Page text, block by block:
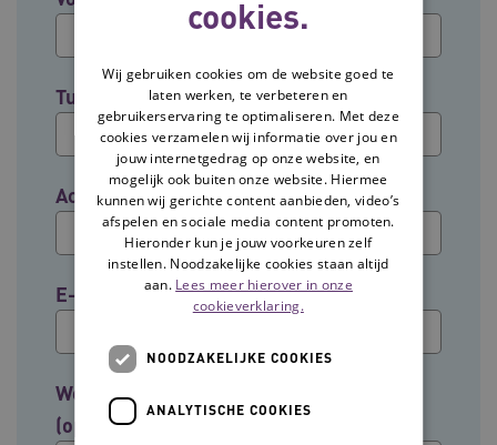
Tussenvoegsel (optioneel)
Achternaam
E-mailadres
Welke groep past het beste bij jouw rol?
(optioneel)
cookies.
Wij gebruiken cookies om de website goed te
laten werken, te verbeteren en
gebruikerservaring te optimaliseren. Met deze
cookies verzamelen wij informatie over jou en
jouw internetgedrag op onze website, en
mogelijk ook buiten onze website. Hiermee
kunnen wij gerichte content aanbieden, video’s
afspelen en sociale media content promoten.
Hieronder kun je jouw voorkeuren zelf
instellen. Noodzakelijke cookies staan altijd
aan. Lees meer hierover in onze
cookieverklaring.
NOODZAKELIJKE COOKIES
ANALYTISCHE COOKIES